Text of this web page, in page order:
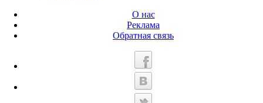
О нас
Реклама
Обратная связь